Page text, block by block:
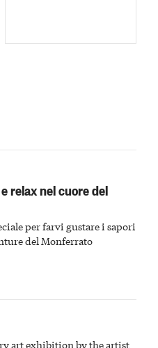
relax nel cuore del
per farvi gustare i sapori
del Monferrato
art exhibition by the artist